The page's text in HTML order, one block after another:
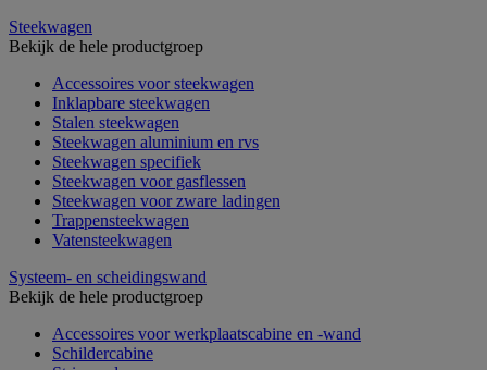
Steekwagen
Bekijk de hele productgroep
Accessoires voor steekwagen
Inklapbare steekwagen
Stalen steekwagen
Steekwagen aluminium en rvs
Steekwagen specifiek
Steekwagen voor gasflessen
Steekwagen voor zware ladingen
Trappensteekwagen
Vatensteekwagen
Systeem- en scheidingswand
Bekijk de hele productgroep
Accessoires voor werkplaatscabine en -wand
Schildercabine